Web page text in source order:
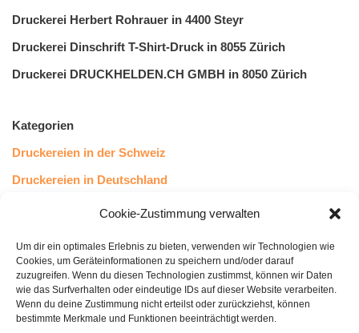
Cookie-Zustimmung verwalten
Um dir ein optimales Erlebnis zu bieten, verwenden wir Technologien wie
Cookies, um Geräteinformationen zu speichern und/oder darauf
zuzugreifen. Wenn du diesen Technologien zustimmst, können wir Daten
wie das Surfverhalten oder eindeutige IDs auf dieser Website verarbeiten.
Wenn du deine Zustimmung nicht erteilst oder zurückziehst, können
bestimmte Merkmale und Funktionen beeinträchtigt werden.
Druckerei Herbert Rohrauer in 4400 Steyr
Druckerei Dinschrift T-Shirt-Druck in 8055 Zürich
Druckerei DRUCKHELDEN.CH GMBH in 8050 Zürich
Kategorien
Druckereien in der Schweiz
Druckereien in Deutschland
Druckereien in Österreich
Kundenstimmen